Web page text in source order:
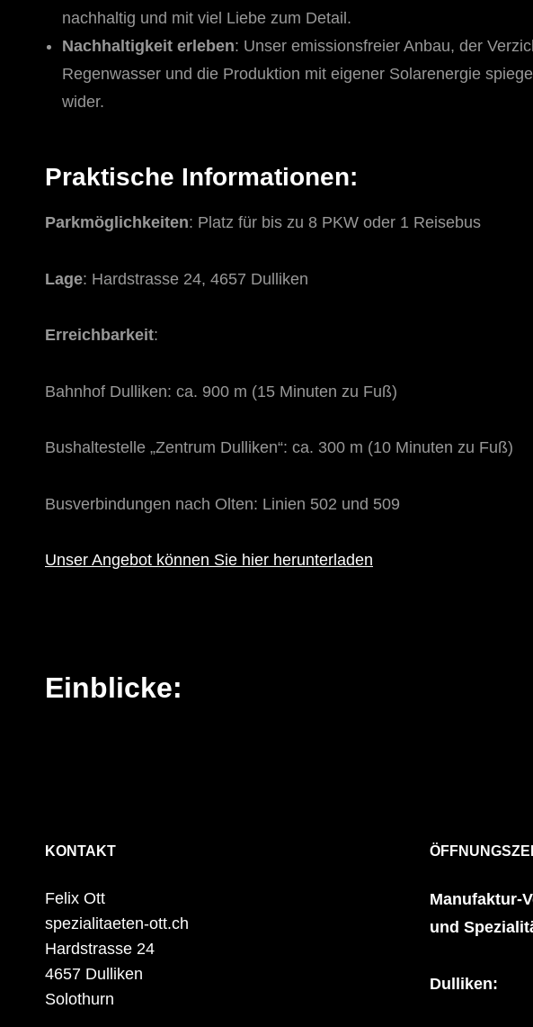
nachhaltig und mit viel Liebe zum Detail.
Nachhaltigkeit erleben: Unser emissionsfreier Anbau, der
Regenwasser und die Produktion mit eigener Solarenergie
wider.
Praktische Informationen:
Parkmöglichkeiten: Platz für bis zu 8 PKW oder 1 Reisebus
Lage: Hardstrasse 24, 4657 Dulliken
Erreichbarkeit:
Bahnhof Dulliken: ca. 900 m (15 Minuten zu Fuß)
Bushaltestelle „Zentrum Dulliken“: ca. 300 m (10 Minuten zu Fuß)
Busverbindungen nach Olten: Linien 502 und 509
Unser Angebot können Sie hier herunterladen
Einblicke:
KONTAKT
Felix Ott
spezialitaeten-ott.ch
Hardstrasse 24
4657 Dulliken
Solothurn
Manufaktur-
und
Dulliken: